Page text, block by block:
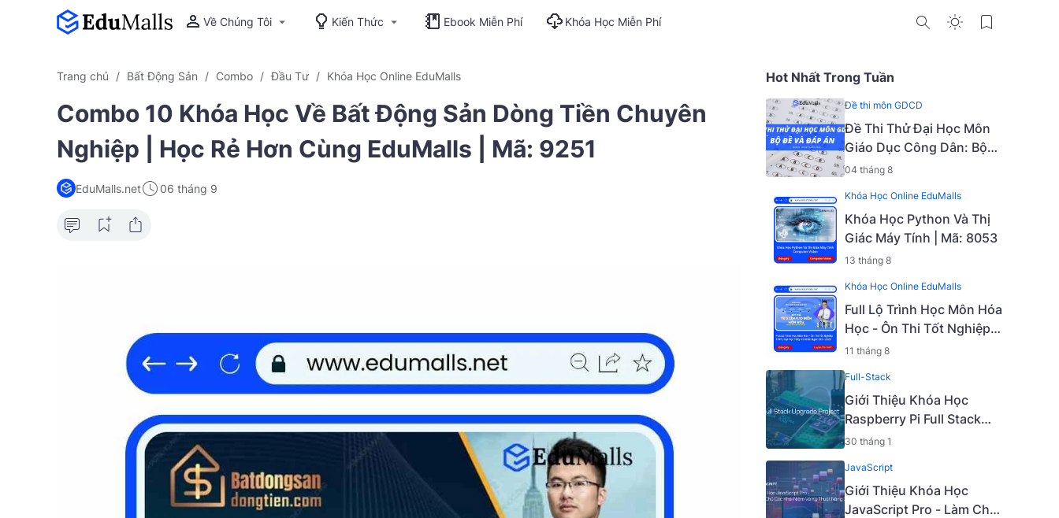
Về Chúng Tôi Kiến Thức Ebook Miễn Phí Khóa Học Miễn Phí
Trang chủ Bất Động Sản Combo Đầu Tư Khóa Học Online EduMalls
Combo 10 Khóa Học Về Bất Động Sản Dòng Tiền Chuyên
Nghiệp | Học Rẻ Hơn Cùng EduMalls | Mã: 9251
EduMalls.net 06 tháng 9
Hot Nhất Trong Tuần
Đề thi môn GDCD
Đề Thi Thử Đại Học Môn
Giáo Dục Công Dân: Bộ
Đề Và Đáp Án
04 tháng 8
Khóa Học Online EduMalls
Khóa Học Python Và Thị
Giác Máy Tính | Mã: 8053
13 tháng 8
Khóa Học Online EduMalls
Full Lộ Trình Học Môn Hóa
Học - Ôn Thi Tốt Nghiệp
THPT, Đại Học Với Thầy
| Mã: 9009
11 tháng 8
Full-Stack
Giới Thiệu Khóa Học
Raspberry Pi Full Stack
Upgrade Project [Mã -
30 tháng 1
JavaScript
Giới Thiệu Khóa Học
JavaScript Pro - Làm Chủ